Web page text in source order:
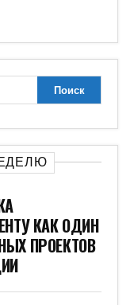
КАК ОДИН
ПРОЕКТОВ